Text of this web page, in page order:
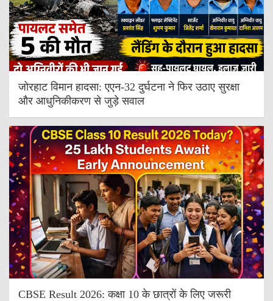
जोरहाट विमान हादसा: एएन-32 दुर्घटना ने फिर उठाए सुरक्षा
और आधुनिकीकरण से जुड़े सवाल
CBSE Result 2026: कक्षा 10 के छात्रों के लिए जरूरी